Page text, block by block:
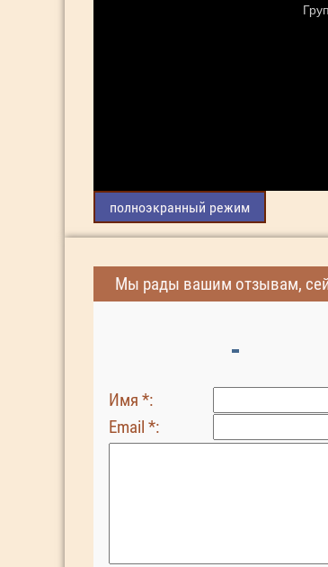
полноэкранный режим
Мы рады вашим отзывам,
Имя *:
Email *: